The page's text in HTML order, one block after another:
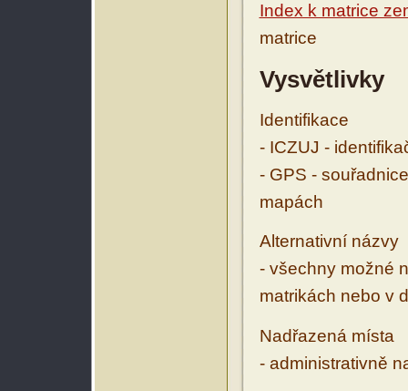
Index k matrice
matrice
Vysvětlivky
Identifikace
- ICZUJ -
- GPS -
mapách
Alternativní názvy
- všechny možné
matrikách nebo v
Nadřazená místa
- administrativně